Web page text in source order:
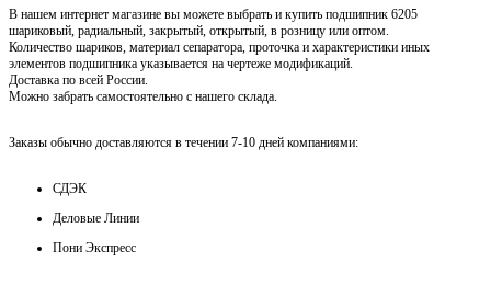
В нашем интернет магазине вы можете выбрать и купить подшипник 6205
шариковый, радиальный, закрытый, открытый, в розницу или оптом.
Количество шариков, материал сепаратора, проточка и характеристики иных
элементов подшипника указывается на чертеже модификаций.
Доставка по всей России.
Можно забрать самостоятельно с нашего склада.
Заказы обычно доставляются в течении 7-10 дней компаниями:
СДЭК
Деловые Линии
Пони Экспресс